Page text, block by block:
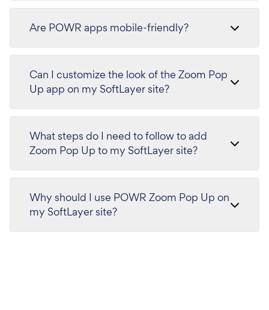
Are POWR apps mobile-friendly?
Can I customize the look of the Zoom Pop
Up app on my SoftLayer site?
What steps do I need to follow to add
Zoom Pop Up to my SoftLayer site?
Why should I use POWR Zoom Pop Up on
my SoftLayer site?